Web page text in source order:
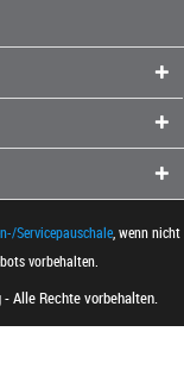
Servicepauschale, wenn nicht
vorbehalten.
Alle Rechte vorbehalten.